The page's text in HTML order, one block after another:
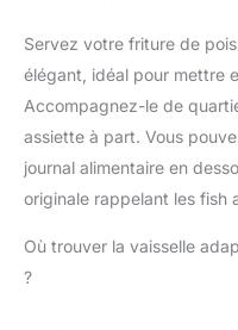
Servez votre friture de
élégant, idéal pour mettre
Accompagnez-le de
assiette à part. Vous
journal alimentaire en
originale rappelant les fish
Où trouver la vaisselle
?